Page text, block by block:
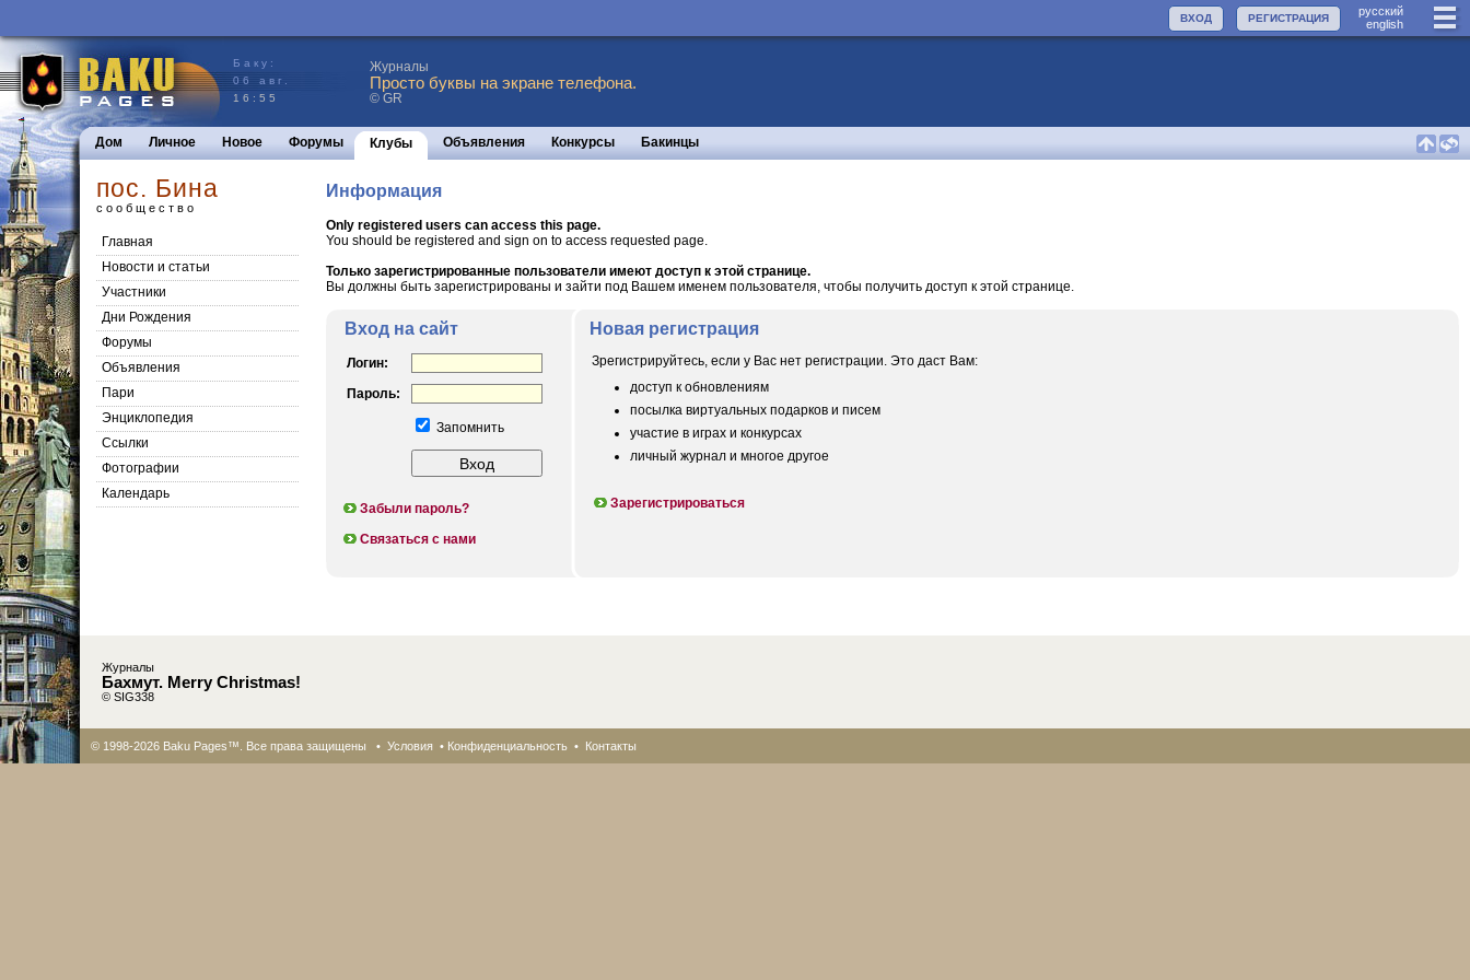
руccкий
english
РЕГИСТРАЦИЯ
ВХОД
Баку:
06 авг.
16:55
Журналы
Просто буквы на экране телефона.
© GR
Дом Личное Новое Форумы Клубы Объявления Конкурсы Бакинцы
пос. Бина
сообщество
Главная
Новости и статьи
Участники
Дни Рождения
Форумы
Объявления
Пари
Энциклопедия
Cсылки
Фотографии
Календарь
Информация
Only registered users can access this page.
You should be registered and sign on to access requested page.
Только зарегистрированные пользователи имеют доступ к этой странице.
Вы должны быть зарегистрированы и зайти под Вашем именем пользователя, чтобы получить доступ к этой странице.
Вход на сайт
Логин:
Пароль:
Запомнить
Забыли пароль?
Связаться с нами
Новая регистрация
Зрегистрируйтесь, если у Вас нет регистрации. Это даст Вам:
доступ к обновлениям
посылка виртуальных подарков и писем
участие в играх и конкурсах
личный журнал и многое другое
Зарегистрироваться
Журналы
Бахмут. Merry Christmas!
© SIG338
© 1998-2026 Baku Pages™. Все права защищены • Условия • Конфиденциальность • Контакты